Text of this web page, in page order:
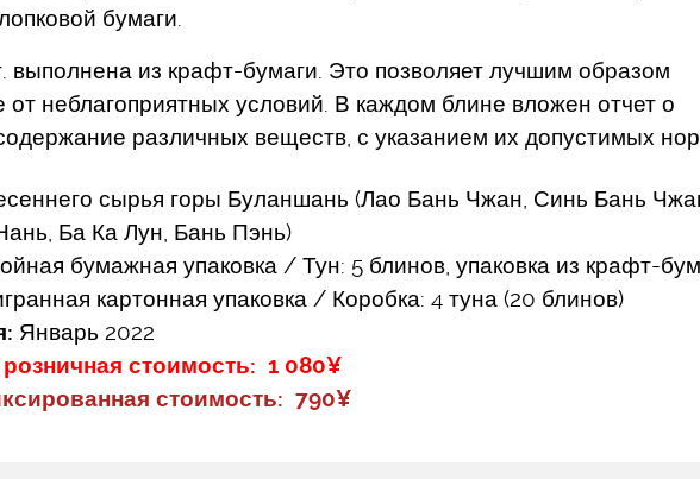
бумаги.
выполнена из крафт-бумаги. Это позволяет лучшим образом
неблагоприятных условий. В каждом блине вложен отчет о
различных веществ, с указанием их допустимых
сырья горы Буланшань (Лао Бань Чжан, Синь Бань
Ба Ка Лун, Бань Пэнь)
бумажная упаковка / Тун: 5 блинов, упаковка из крафт-
картонная упаковка / Коробка: 4 туна (20 блинов)
Январь 2022
стоимость: 1 080¥
стоимость: 790¥